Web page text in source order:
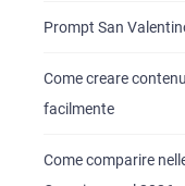
Prompt San
Come creare
facilmente
Come comparire